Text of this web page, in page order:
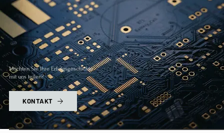
Möchten Sie Ihre Erfolgsgeschichte
mit uns teilen?
KONTAKT